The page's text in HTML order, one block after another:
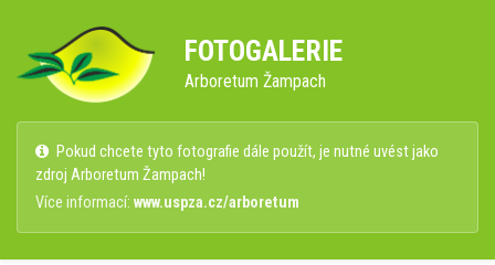
FOTOGALERIE
Arboretum Žampach
Pokud chcete tyto fotografie dále použít, je nutné uvést jako
zdroj Arboretum Žampach!
Více informací: www.uspza.cz/arboretum